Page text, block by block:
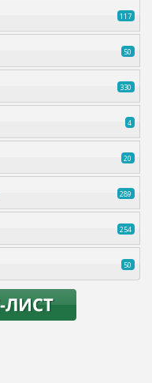
117
50
330
4
20
289
254
50